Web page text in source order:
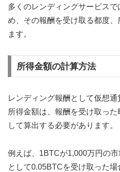
多くのレンディングサービス
め、その報酬を受け取る都度、
ます。
所得金額の計算方法
レンディング報酬として仮想
所得金額は、報酬を受け取っ
して算出する必要があります。
例えば、1BTCが1,000万円の
として0.05BTCを受け取った